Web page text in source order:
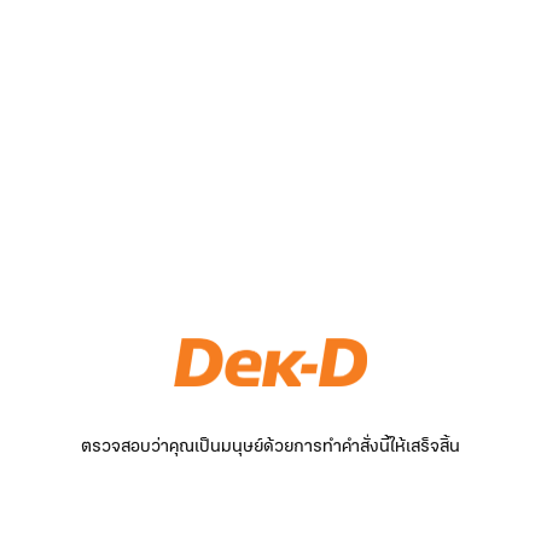
ตรวจสอบว่าคุณเป็นมนุษย์ด้วยการทำคำสั่งนี้ให้เสร็จสิ้น